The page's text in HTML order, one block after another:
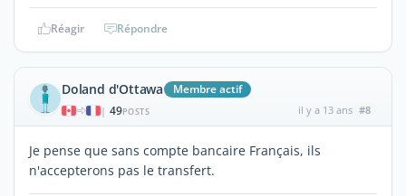
Réagir Répondre
Doland d'Ottawa Membre actif
| 49POSTS il y a 13 ans #8
Je pense que sans compte bancaire Français, ils
n'accepterons pas le transfert.